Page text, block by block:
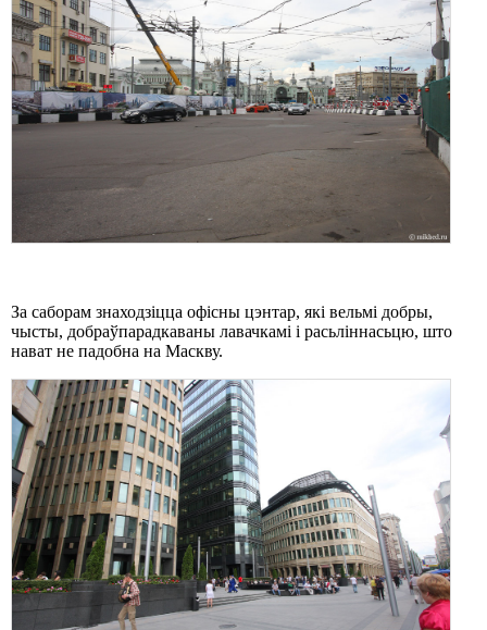
За саборам знаходзіцца офісны цэнтар, які вельмі добры,
чысты, добраўпарадкаваны лавачкамі і расьліннасьцю, што
нават не падобна на Маскву.